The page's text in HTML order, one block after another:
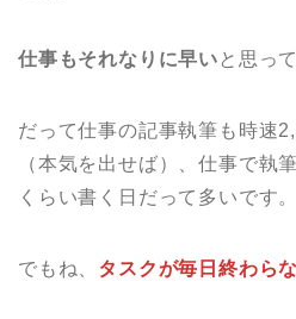
仕事もそれなりに早い と思っ
だって仕事の記事執筆も時速
（本気を出せば）、仕事で執
くらい書く日だって多いです。
でもね、 タスクが毎日終わら